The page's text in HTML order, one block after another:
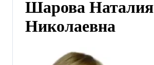
Шарова Наталия
Николаевна